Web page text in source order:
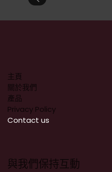
主頁
關於我們
產品
Privacy Policy
​Contact us
與我們保持互動